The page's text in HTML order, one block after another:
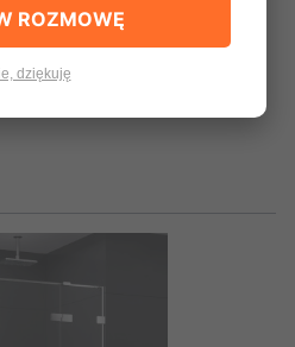
ROZMOWĘ
dziękuję